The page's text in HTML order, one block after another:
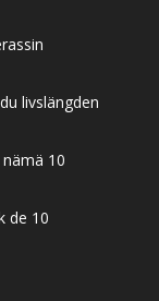
livslängden
10
de 10